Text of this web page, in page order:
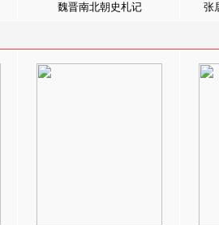
魏晋南北朝史札记 张